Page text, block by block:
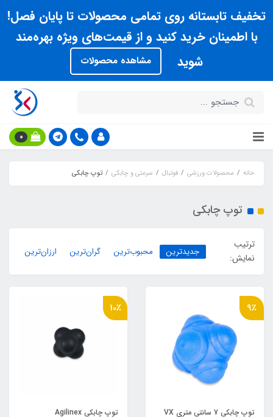
تخفیف تابستانه روی تمامی محصولات تا پایان فصل!
با اطمینان خرید کنید و از قیمت‌های ویژه بهره‌مند
شوید
مشاهده محصولات
0
خانه محصولات ورزشی فوتبال سرعتی و چابکی توپ چابکی
توپ چابکی
ترتیب
نمایش:
جدیدترین محبوب‌ترین گران‌ترین ارزان‌ترین
9٪
توپ چابکي 7 سانتي متري VX
10٪
توپ چابکي Agilinex